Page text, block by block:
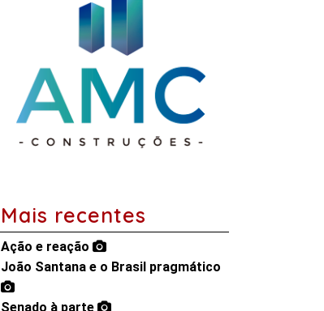
Mais recentes
Ação e reação
João Santana e o Brasil pragmático
Senado à parte